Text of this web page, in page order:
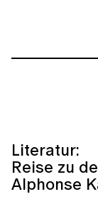
Literatur:
Reise zu
Alphonse